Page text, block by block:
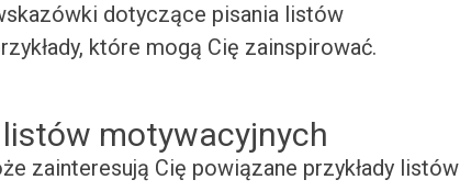
dotyczące pisania listów
które mogą Cię zainspirować.
listów motywacyjnych
zainteresują Cię powiązane przykłady listów